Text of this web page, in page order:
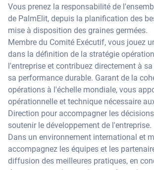
Vous prenez la responsabilité de
de PalmElit, depuis la planification des
mise à disposition des graines germées.
Membre du Comité Exécutif, vous jouez
dans la définition de la stratégie
l'entreprise et contribuez directement à
sa performance durable. Garant de la
opérations à l'échelle mondiale, vous
opérationnelle et technique nécessaire
Direction pour accompagner les
soutenir le développement de l'entreprise.
Dans un environnement international et
accompagnez les équipes et les
diffusion des meilleures pratiques, en